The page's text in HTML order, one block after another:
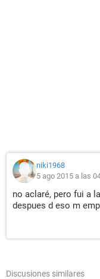
niki1968
5 ago 2015 a las
no aclaré, pero fui a
despues d eso m
Discusiones similares